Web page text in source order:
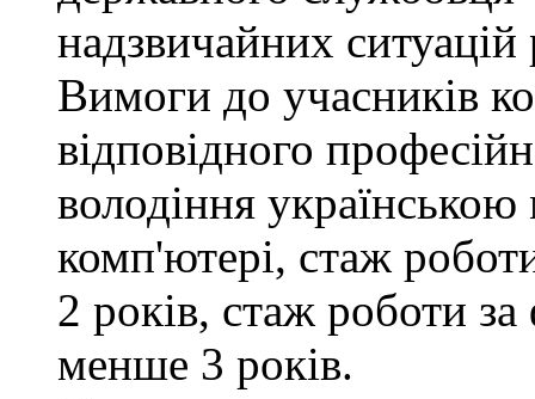
надзвичайних ситуацій
Вимоги до учасників
відповідного
володіння
комп'ютері, стаж
2 років, стаж роботи
менше 3 років.